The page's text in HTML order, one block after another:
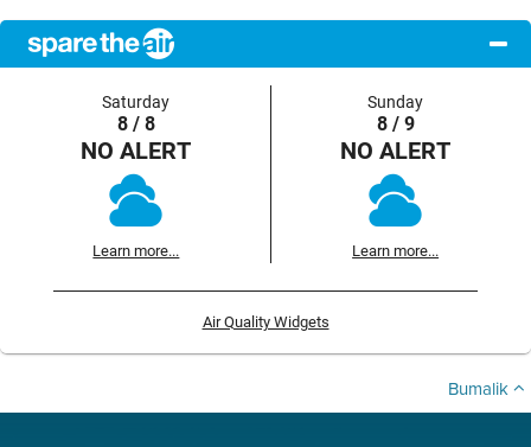
Saturday
8 / 8
NO ALERT
Learn more...
Sunday
8 / 9
NO ALERT
Learn more...
Air Quality Widgets
Bumalik